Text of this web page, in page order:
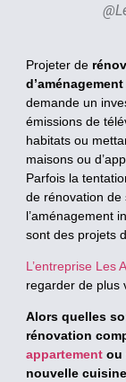
Projeter de
demande un
émissions de
habitats ou
maisons ou
Parfois la
de rénovation de
l’aménagement
sont des projets
L’entreprise Les
regarder de plus
Alors quelles
rénovation
appartement ou
nouvelle